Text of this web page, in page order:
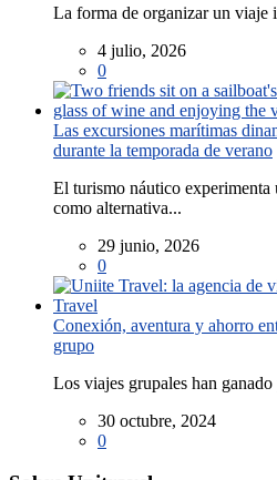
La forma de organizar un viaje
4 julio, 2026
0
Las excursiones marítimas
durante la temporada de verano
El turismo náutico experimenta
como alternativa...
29 junio, 2026
0
Conexión, aventura y ahorro
grupo
Los viajes grupales han
30 octubre, 2024
0